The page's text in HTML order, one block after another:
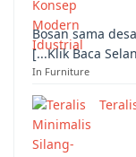
Bosan sama
[...Klik Baca
In Furniture